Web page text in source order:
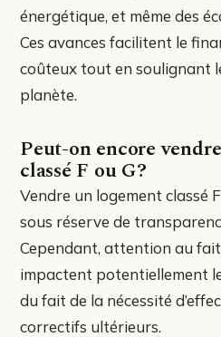
énergétique, et même des
Ces avances facilitent le
coûteux tout en soulignant
planète.
Peut-on encore
classé F ou G?
Vendre un logement classé
sous réserve de
Cependant, attention au
impactent potentiellement
du fait de la nécessité
correctifs ultérieurs.